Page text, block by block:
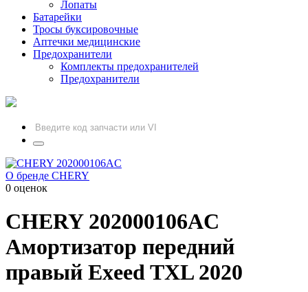
Лопаты
Батарейки
Тросы буксировочные
Аптечки медицинские
Предохранители
Комплекты предохранителей
Предохранители
О бренде CHERY
0 оценок
CHERY 202000106AC
Амортизатор передний
правый Exeed TXL 2020